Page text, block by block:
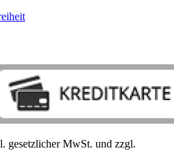
gesetzlicher MwSt. und zzgl.